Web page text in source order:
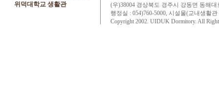
위덕대학교 생활관
(우)38004 경상북도 경주시 강동면 동해
행정실 : 054)760-5000, 시설물(교내생활
Copyright 2002. UIDUK Dormitory. All